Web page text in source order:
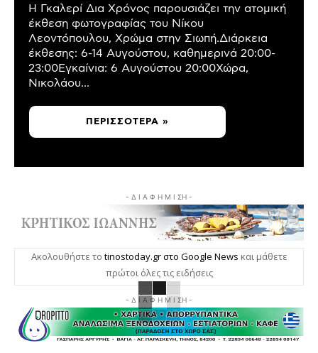
Η Γκαλερί Δια Χρόνος παρουσιάζει την ατομική
έκθεση φωτογραφίας του Νίκου
Λεοντόπουλου, Χρώμα στην Σιωπή.Διάρκεια
έκθεσης: 6-14 Αυγούστου, καθημερινά 20:00-
23:00Εγκαίνια: 6 Αυγούστου 20:00Χώρα,
Νικολάου...
ΠΕΡΙΣΣΌΤΕΡΑ »
- Δ Ι Α Φ Η Μ Ι ΣΗ -
Ακολουθήστε το tinostoday.gr στο Google News και μάθετε
πρώτοι όλες τις ειδήσεις
- Δ Ι Α Φ Η Μ Ι ΣΗ -